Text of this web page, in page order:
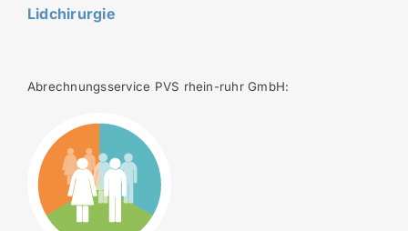
Lidchirurgie
Abrechnungsservice PVS rhein-ruhr GmbH: